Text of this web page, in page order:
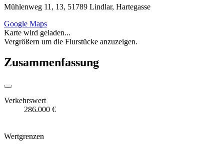
Mühlenweg 11, 13, 51789 Lindlar, Hartegasse
Google Maps
Karte wird geladen...
Vergrößern um die Flurstücke anzuzeigen.
Zusammenfassung
Verkehrswert
286.000 €
Wertgrenzen